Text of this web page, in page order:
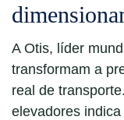
A Otis, líder
transformam a
real de
elevadores